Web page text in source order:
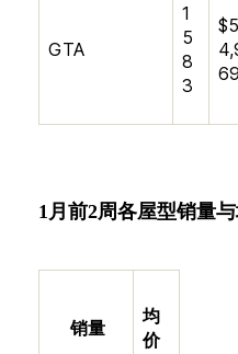
GTA
1
5
8
3
69
1月前2周各屋型销量
销量
均
价